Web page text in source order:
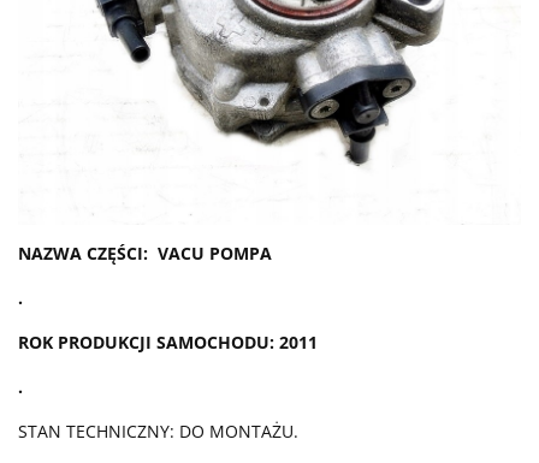
NAZWA CZĘŚCI: VACU POMPA
.
ROK PRODUKCJI SAMOCHODU: 2011
.
STAN TECHNICZNY: DO MONTAŻU.